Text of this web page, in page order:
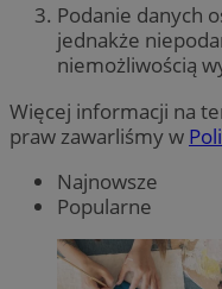
Podanie danych
jednakże
niemożliwością
Więcej informacji na
praw zawarliśmy w
Najnowsze
Popularne